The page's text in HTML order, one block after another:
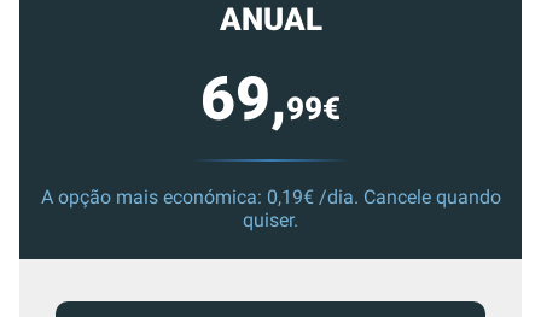
ANUAL
69,99€
A opção mais económica: 0,19€ /dia. Cancele quando
quiser.